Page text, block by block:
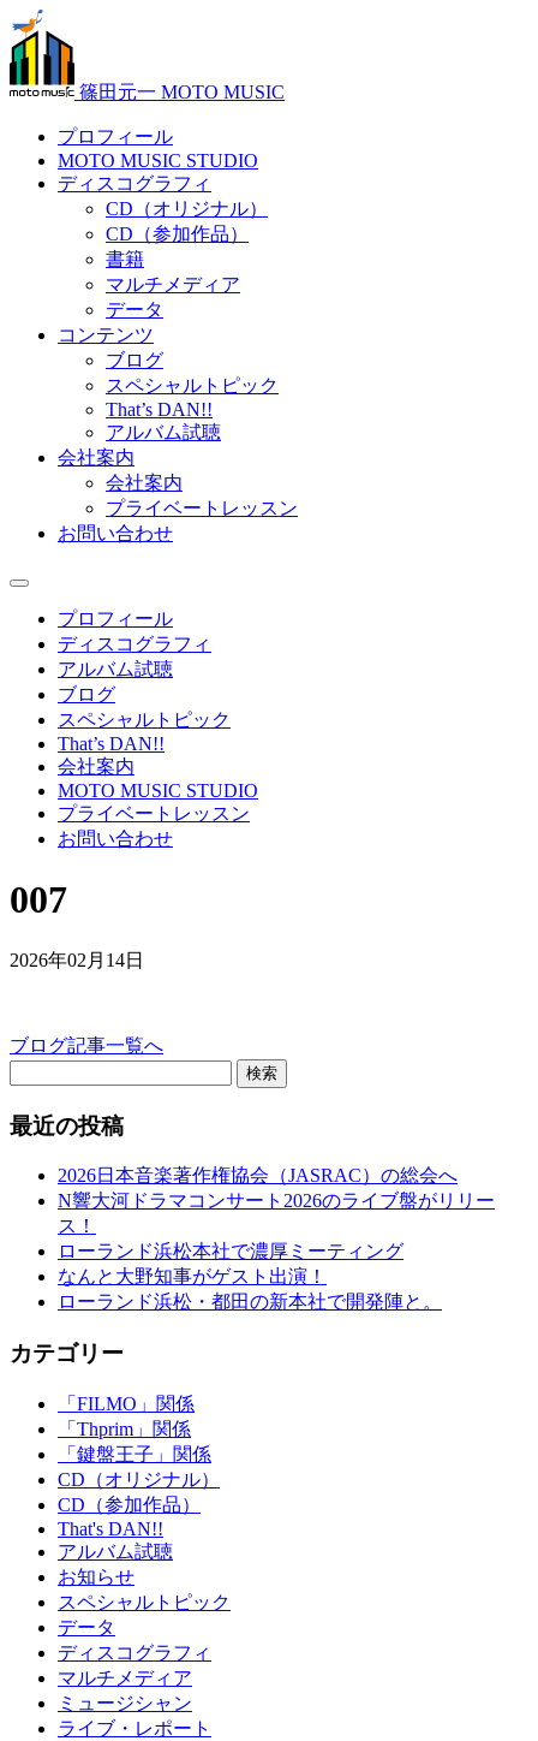
篠田元一 MOTO MUSIC
プロフィール
MOTO MUSIC STUDIO
ディスコグラフィ
CD（オリジナル）
CD（参加作品）
書籍
マルチメディア
データ
コンテンツ
ブログ
スペシャルトピック
That’s DAN!!
アルバム試聴
会社案内
会社案内
プライベートレッスン
お問い合わせ
プロフィール
ディスコグラフィ
アルバム試聴
ブログ
スペシャルトピック
That’s DAN!!
会社案内
MOTO MUSIC STUDIO
プライベートレッスン
お問い合わせ
007
2026年02月14日
ブログ記事一覧へ
検索
最近の投稿
2026日本音楽著作権協会（JASRAC）の総会へ
N響大河ドラマコンサート2026のライブ盤がリリー
ス！
ローランド浜松本社で濃厚ミーティング
なんと大野知事がゲスト出演！
ローランド浜松・都田の新本社で開発陣と。
カテゴリー
「FILMO」関係
「Thprim」関係
「鍵盤王子」関係
CD（オリジナル）
CD（参加作品）
That's DAN!!
アルバム試聴
お知らせ
スペシャルトピック
データ
ディスコグラフィ
マルチメディア
ミュージシャン
ライブ・レポート